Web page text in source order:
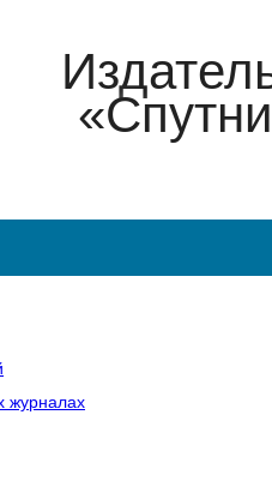
журналах